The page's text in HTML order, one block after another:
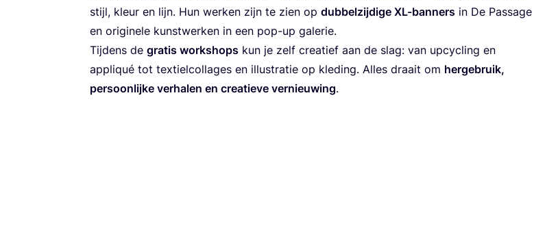
stijl, kleur en lijn. Hun wer­ken zijn te zien op dub­bel­zij­di­ge XL-ban­ners in De Pas­sa­ge
en ori­gi­ne­le kunst­wer­ken in een pop-up galerie.
Tij­dens de gra­tis work­shops kun je zelf cre­a­tief aan de slag: van upcy­cling en
appli­qué tot tex­tiel­col­la­ges en illu­stra­tie op kle­ding. Alles draait om her­ge­bruik,
per­soon­lij­ke ver­ha­len en cre­a­tie­ve ver­nieu­wing.